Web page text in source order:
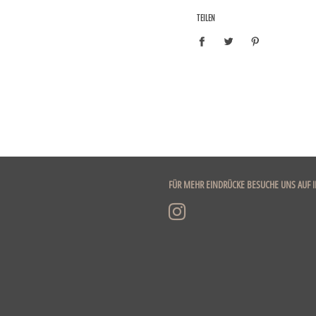
TEILEN
FÜR MEHR EINDRÜCKE BESUCHE UNS AUF